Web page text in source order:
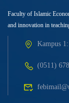
Faculty of Islamic
and innovation in
Kampus
(0511)